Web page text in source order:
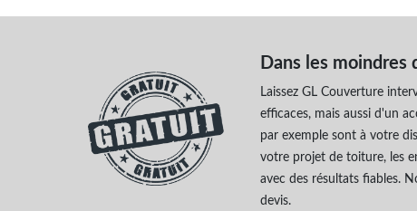
Dans les moindres
Laissez GL Couverture
efficaces, mais aussi d'un
par exemple sont à votre
votre projet de toiture, les
avec des résultats fiables.
devis.